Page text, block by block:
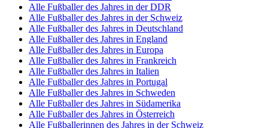
Alle Fußballer des Jahres in der DDR
Alle Fußballer des Jahres in der Schweiz
Alle Fußballer des Jahres in Deutschland
Alle Fußballer des Jahres in England
Alle Fußballer des Jahres in Europa
Alle Fußballer des Jahres in Frankreich
Alle Fußballer des Jahres in Italien
Alle Fußballer des Jahres in Portugal
Alle Fußballer des Jahres in Schweden
Alle Fußballer des Jahres in Südamerika
Alle Fußballer des Jahres in Österreich
Alle Fußballerinnen des Jahres in der Schweiz